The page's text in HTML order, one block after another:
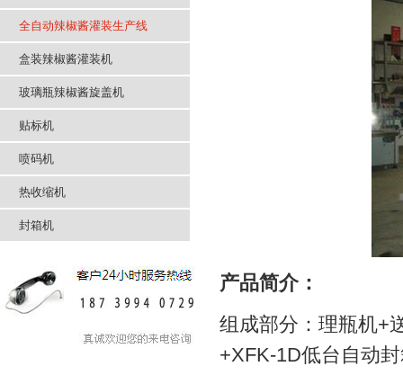
全自动辣椒酱灌装生产线
盒装辣椒酱灌装机
玻璃瓶辣椒酱旋盖机
贴标机
喷码机
热收缩机
封箱机
产品简介：
组成部分：理瓶机+
+XFK-1D低台自动